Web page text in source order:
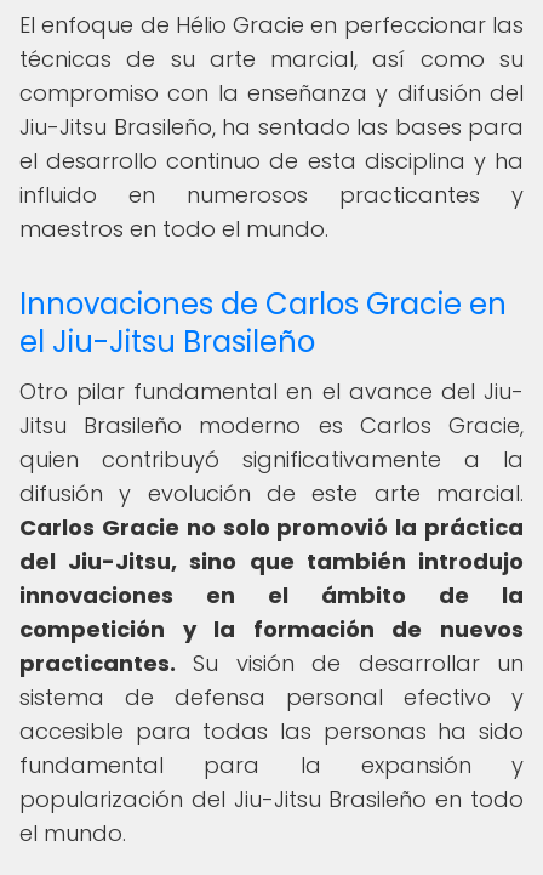
El enfoque de Hélio Gracie en perfeccionar las
técnicas de su arte marcial, así como su
compromiso con la enseñanza y difusión del
Jiu-Jitsu Brasileño, ha sentado las bases para
el desarrollo continuo de esta disciplina y ha
influido en numerosos practicantes y
maestros en todo el mundo.
Innovaciones de Carlos Gracie en
el Jiu-Jitsu Brasileño
Otro pilar fundamental en el avance del Jiu-
Jitsu Brasileño moderno es Carlos Gracie,
quien contribuyó significativamente a la
difusión y evolución de este arte marcial.
Carlos Gracie no solo promovió la práctica
del Jiu-Jitsu, sino que también introdujo
innovaciones en el ámbito de la
competición y la formación de nuevos
practicantes. Su visión de desarrollar un
sistema de defensa personal efectivo y
accesible para todas las personas ha sido
fundamental para la expansión y
popularización del Jiu-Jitsu Brasileño en todo
el mundo.